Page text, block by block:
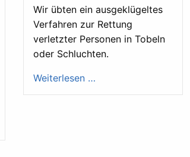
Wir übten ein ausgeklügeltes
Verfahren zur Rettung
verletzter Personen in Tobeln
oder Schluchten.
Weiterlesen …